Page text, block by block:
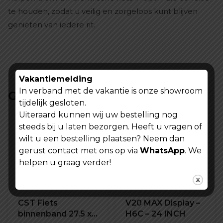
te houden, zodat u veilig en zorgeloos kunt blijven
genieten van iedere rit.
Gerelateerde producten
CST Fiets
binnenband 27.5 x
V20 MAX Display –
H6C – 24 INCH
Vakantiemelding
In verband met de vakantie is onze showroom
tijdelijk gesloten.
Uiteraard kunnen wij uw bestelling nog
steeds bij u laten bezorgen. Heeft u vragen of
wilt u een bestelling plaatsen? Neem dan
gerust contact met ons op via WhatsApp. We
helpen u graag verder!